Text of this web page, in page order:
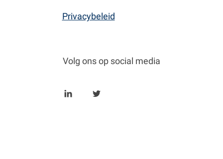
Privacybeleid
Volg ons op social media